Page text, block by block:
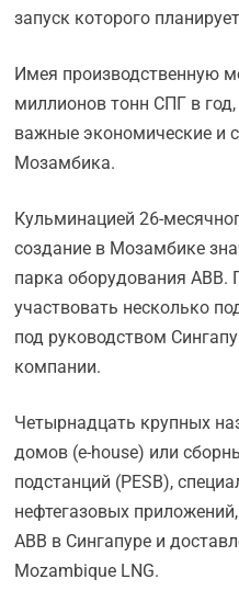
запуск которого
Имея производственную
миллионов тонн СПГ в
важные экономические и
Мозамбика.
Кульминацией 26-
создание в Мозамбике
парка оборудования ABB.
участвовать несколько
под руководством
компании.
Четырнадцать крупных
домов (e-house) или
подстанций (PESB),
нефтегазовых
ABB в Сингапуре и
Mozambique LNG.